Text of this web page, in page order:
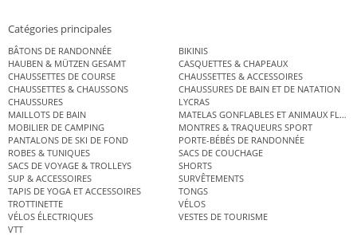
Catégories principales
BÂTONS DE RANDONNÉE
BIKINIS
HAUBEN & MÜTZEN GESAMT
CASQUETTES & CHAPEAUX
CHAUSSETTES DE COURSE
CHAUSSETTES & ACCESSOIRES
CHAUSSETTES & CHAUSSONS
CHAUSSURES DE BAIN ET DE NATATION
CHAUSSURES
LYCRAS
MAILLOTS DE BAIN
MATELAS GONFLABLES ET ANIMAUX
MOBILIER DE CAMPING
MONTRES & TRAQUEURS SPORT
PANTALONS DE SKI DE FOND
PORTE-BÉBÉS DE RANDONNÉE
ROBES & TUNIQUES
SACS DE COUCHAGE
SACS DE VOYAGE & TROLLEYS
SHORTS
SUP & ACCESSOIRES
SURVÊTEMENTS
TAPIS DE YOGA ET ACCESSOIRES
TONGS
TROTTINETTE
VÉLOS
VÉLOS ÉLECTRIQUES
VESTES DE TOURISME
VTT